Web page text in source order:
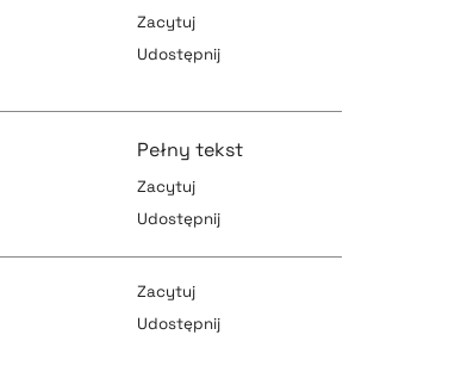
pobierz cytat
Zacytuj
Udostępnij
pobierz cytat
Pełny tekst
Zacytuj
Udostępnij
Zacytuj
Udostępnij